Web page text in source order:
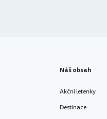
Náš obsah
Akční letenky
Destinace